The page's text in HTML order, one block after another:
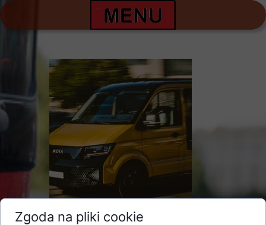
07 stycznia 2025
Zgoda na pliki cookie